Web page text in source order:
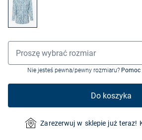
Wybór rozmiaru
Proszę wybrać rozmiar
Nie jesteś pewna/pewny rozmiaru?
Do koszyka
Zarezerwuj w sklepie już teraz!